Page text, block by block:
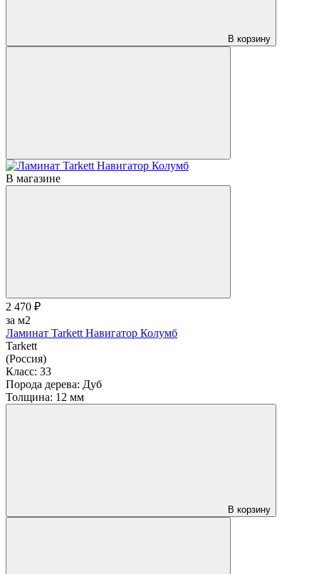
В корзину
В магазине
2 470 ₽
за м2
Ламинат Tarkett Навигатор Колумб
Tarkett
(Россия)
Класс: 33
Порода дерева: Дуб
Толщина: 12 мм
В корзину